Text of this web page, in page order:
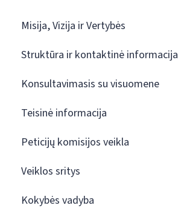
Misija, Vizija ir Vertybės
Struktūra ir kontaktinė informacija
Konsultavimasis su visuomene
Teisinė informacija
Peticijų komisijos veikla
Veiklos sritys
Kokybės vadyba